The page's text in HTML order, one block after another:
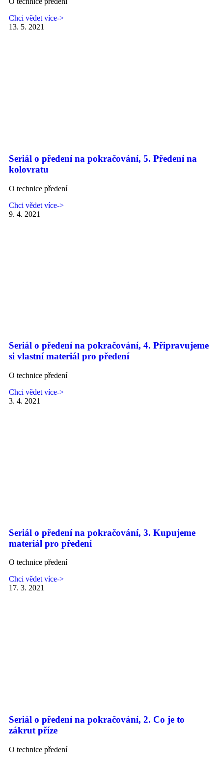
Chci vědet více->
13. 5. 2021
Seriál o předení na pokračování, 5. Předení na
kolovratu
O technice předení
Chci vědet více->
9. 4. 2021
Seriál o předení na pokračování, 4. Připravujeme
si vlastní materiál pro předení
O technice předení
Chci vědet více->
3. 4. 2021
Seriál o předení na pokračování, 3. Kupujeme
materiál pro předení
O technice předení
Chci vědet více->
17. 3. 2021
Seriál o předení na pokračování, 2. Co je to
zákrut příze
O technice předení